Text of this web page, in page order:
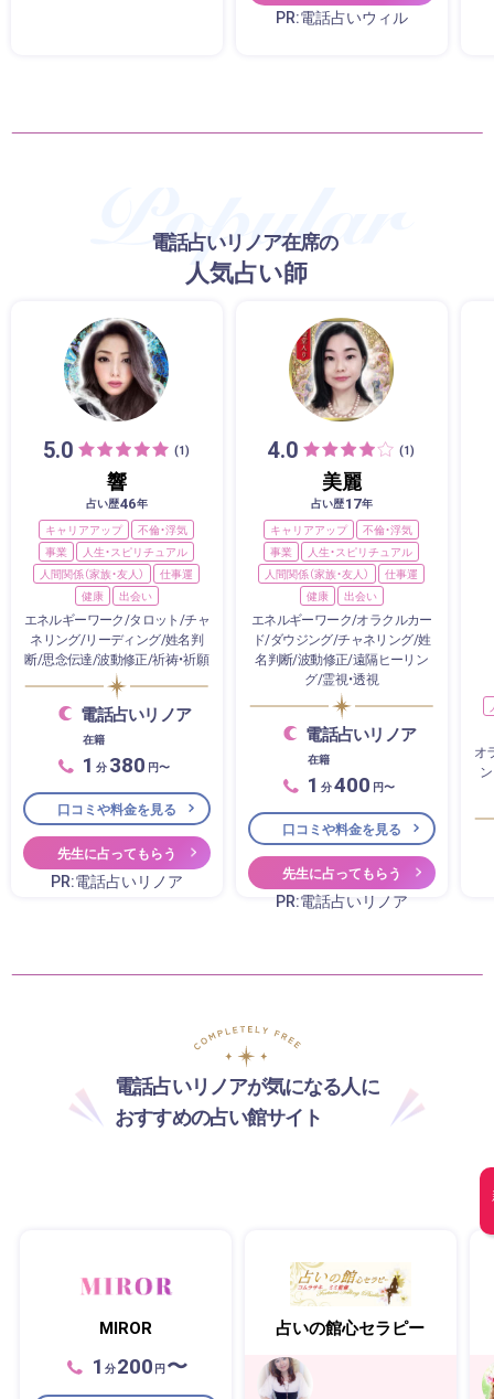
PR:電話占いウィル
電話占いリノア在席の
人気占い師
5.0 (1)
響
占い歴46年
キャリアアップ
不倫・浮気
事業
人生・スピリチュアル
人間関係（家族・友人）
仕事運
健康
出会い
エネルギーワーク/タロット/チャ
ネリング/リーディング/姓名判
断/思念伝達/波動修正/祈祷・祈願
電話占いリノア
在籍
1 分 380 円〜
口コミや料金を見る
先生に占ってもらう
PR:電話占いリノア
4.0 (1)
美麗
占い歴17年
キャリアアップ
不倫・浮気
事業
人生・スピリチュアル
人間関係（家族・友人）
仕事運
健康
出会い
エネルギーワーク/オラクルカー
ド/ダウジング/チャネリング/姓
名判断/波動修正/遠隔ヒーリン
グ/霊視・透視
電話占いリノア
在籍
1 分400 円〜
口コミや料金を見る
先生に占ってもらう
PR:電話占いリノア
オ
電話占いリノアが気になる人に
おすすめの占い館サイト
MIROR
1 分200 円〜
占いの館心セラピー